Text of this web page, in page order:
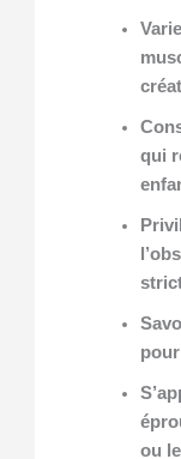
qui
ou